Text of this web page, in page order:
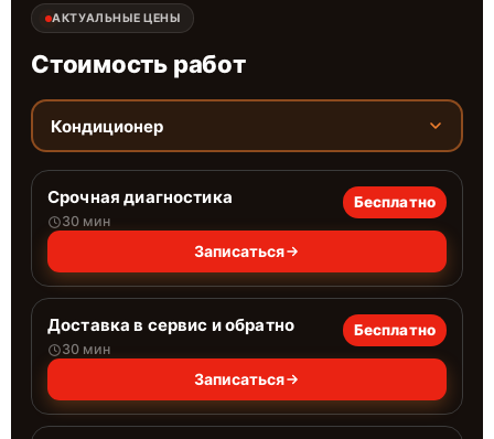
АКТУАЛЬНЫЕ ЦЕНЫ
Стоимость работ
Кондиционер
Срочная диагностика
30 мин
Бесплатно
Записаться
Доставка в сервис и обратно
30 мин
Бесплатно
Записаться